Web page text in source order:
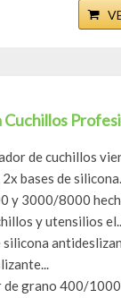
de cuchillos
bases de
y 3000/8000
y utensilios
de grano 400/